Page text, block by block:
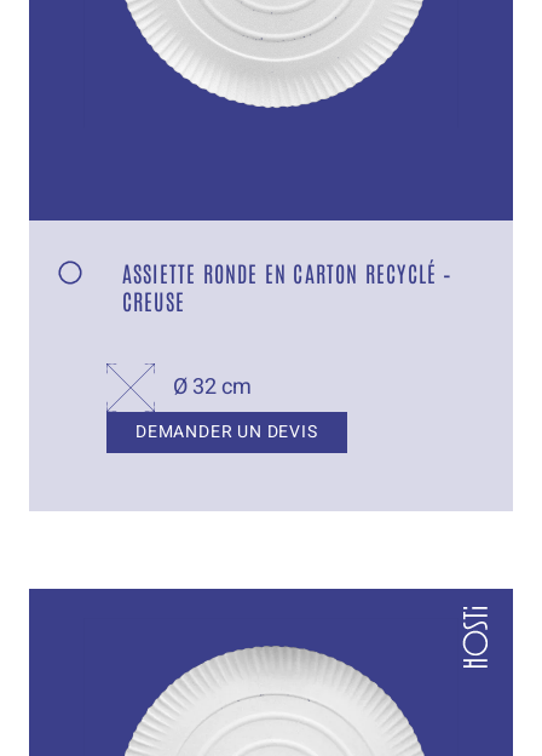
ASSIETTE RONDE EN CARTON RECYCLÉ –
CREUSE
Ø 32 cm
DEMANDER UN DEVIS